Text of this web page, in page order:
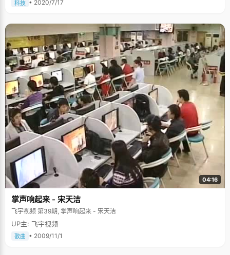
科技 • 2020/7/17
04:16
掌声响起来 - 宋天洁
飞宇视频 第39期, 掌声响起来 - 宋天洁
UP主: 飞宇视频
歌曲 • 2009/11/1